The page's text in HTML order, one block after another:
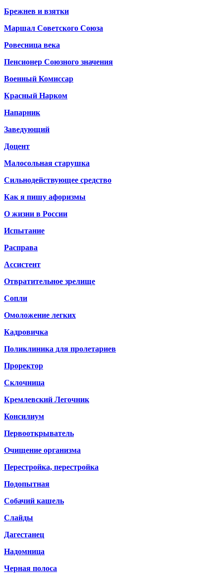
Брежнев и взятки
Маршал Советского Союза
Ровесница века
Пенсионер Союзного значения
Военный Комиссар
Красный Нарком
Напарник
Заведующий
Доцент
Малосольная старушка
Сильнодействующее средство
Как я пишу афоризмы
О жизни в России
Испытание
Расправа
Ассистент
Отвратительное зрелище
Сопли
Омоложение легких
Кадровичка
Поликлиника для пролетариев
Проректор
Склочница
Кремлевский Легочник
Консилиум
Первооткрыватель
Очищение организма
Перестройка, перестройка
Подопытная
Собачий кашель
Слайды
Дагестанец
Надомница
Черная полоса